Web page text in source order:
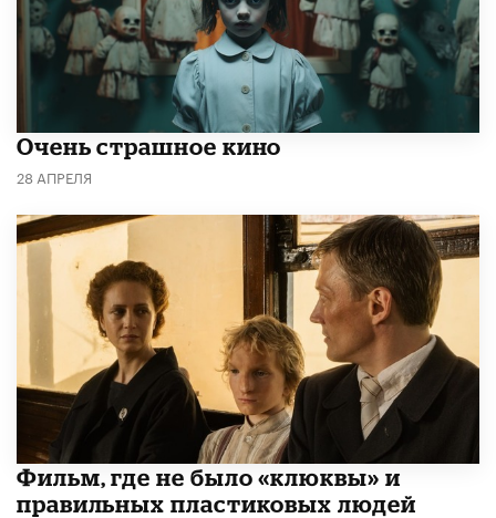
Очень страшное кино
28 АПРЕЛЯ
Фильм, где не было «клюквы» и
правильных пластиковых людей